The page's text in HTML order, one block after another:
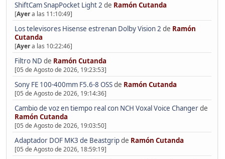
ShiftCam SnapPocket Light 2 de Ramón Cutanda
[Ayera las 11:10:49]
Los televisores Hisense estrenan Dolby Vision 2 de Ramón
Cutanda
[Ayera las 10:22:46]
Filtro ND de Ramón Cutanda
[05 de Agosto de 2026, 19:23:53]
Sony FE 100-400mm F5.6-8 OSSde Ramón Cutanda
[05 de Agosto de 2026, 19:14:36]
Cambio de voz en tiempo real con NCH Voxal Voice Changerde
Ramón Cutanda
[05 de Agosto de 2026, 19:03:50]
Adaptador DOF MK3 de Beastgripde Ramón Cutanda
[05 de Agosto de 2026, 18:59:19]